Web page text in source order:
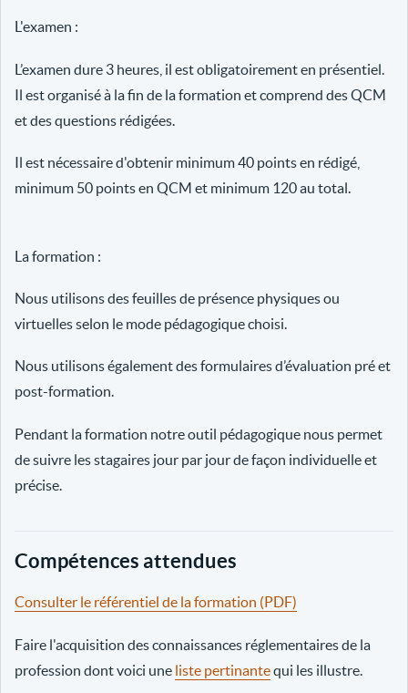
L'examen :
L’examen dure 3 heures, il est obligatoirement en présentiel.
Il est organisé à la fin de la formation et comprend des QCM
et des questions rédigées.
Il est nécessaire d'obtenir minimum 40 points en rédigé,
minimum 50 points en QCM et minimum 120 au total.
La formation :
Nous utilisons des feuilles de présence physiques ou
virtuelles selon le mode pédagogique choisi.
Nous utilisons également des formulaires d’évaluation pré et
post-formation.
Pendant la formation notre outil pédagogique nous permet
de suivre les stagaires jour par jour de façon individuelle et
précise.
Compétences attendues
Consulter le référentiel de la formation (PDF)
Faire l'acquisition des connaissances réglementaires de la
profession dont voici une liste pertinantequi les illustre.